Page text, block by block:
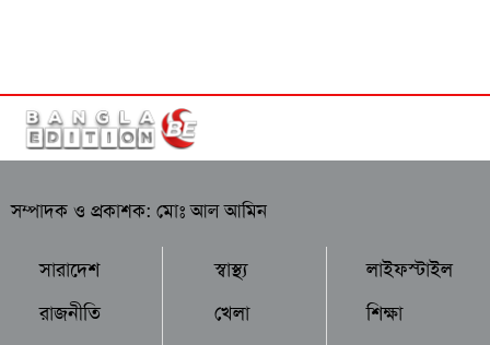
সম্পাদক ও প্রকাশক: মোঃ আল আমিন
সারাদেশ
রাজনীতি
স্বাস্থ্য
খেলা
লাইফস্টাইল
শিক্ষা